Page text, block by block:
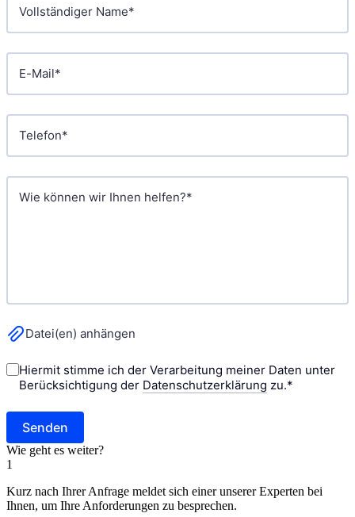
Wie geht es weiter?
1
Kurz nach Ihrer Anfrage meldet sich einer unserer Experten bei
Ihnen, um Ihre Anforderungen zu besprechen.